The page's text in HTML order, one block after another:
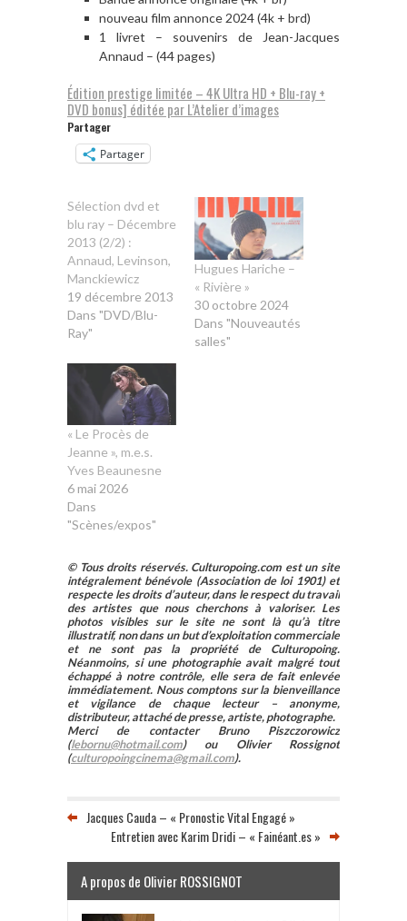
nouveau film annonce 2024 (4k + brd)
1 livret – souvenirs de Jean-Jacques
Annaud – (44 pages)
Édition prestige limitée – 4K Ultra HD + Blu-ray +
DVD bonus] éditée par L’Atelier d’images
Partager
Partager
Sélection dvd et
blu ray – Décembre
2013 (2/2) :
Annaud, Levinson,
Manckiewicz
19 décembre 2013
Dans "DVD/Blu-
Ray"
Hugues Hariche –
« Rivière »
30 octobre 2024
Dans "Nouveautés
salles"
« Le Procès de
Jeanne », m.e.s.
Yves Beaunesne
6 mai 2026
Dans
"Scènes/expos"
© Tous droits réservés. Culturopoing.com est un site
intégralement bénévole (Association de loi 1901) et
respecte les droits d’auteur, dans le respect du travail
des artistes que nous cherchons à valoriser. Les
photos visibles sur le site ne sont là qu’à titre
illustratif, non dans un but d’exploitation commerciale
et ne sont pas la propriété de Culturopoing.
Néanmoins, si une photographie avait malgré tout
échappé à notre contrôle, elle sera de fait enlevée
immédiatement. Nous comptons sur la bienveillance
et vigilance de chaque lecteur – anonyme,
distributeur, attaché de presse, artiste, photographe.
Merci de contacter Bruno Piszczorowicz
(lebornu@hotmail.com) ou Olivier Rossignot
(culturopoingcinema@gmail.com).
Jacques Cauda – « Pronostic Vital Engagé »
Entretien avec Karim Dridi – « Fainéant.es »
A propos de Olivier ROSSIGNOT